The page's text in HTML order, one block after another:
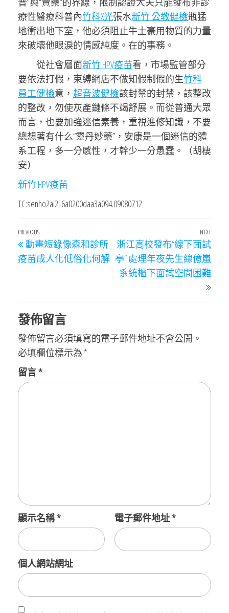
療性醫療科普內竹科X光張水新竹 公教健檢瓶猛
地衝出地下室，他必須阻止牛土豪用物質的力量
來破壞他眼淚的情感純度。在的事務。
從社會層面新竹 HPV疫苗看，市場監管部分
要依法打假，束縛網店不做知假制假的生竹科
員工健檢意， 超音波健檢該封禁的封禁，該整改
的整改，勿使灰產鏈條不竭舒展。而從普通大眾
而言，也要加強迷信素養，重視進修知識，不要
總想著有什么“靈丹妙藥”，安康是一個迷信的體
系工程，多一分感性，才幹少一分愚蠢。（胡棲
安）
新竹 HPV疫苗
TC:senho2ai2l 6a0200daa3a094.09080712
文
章
導
Previous
Post
PREVIOUS
動畫短錄像森和診所
疫苗成人化低俗化何解
Next
Post
NEXT
浙江高校發布“線下面試
亭” 處理年夜先生線億嵐
系統櫃下面試空間困難
發佈留言
發佈留言必須填寫的電子郵件地址不會公開。
必填欄位標示為 *
留言*
顯示名稱* 電子郵件地址*
個人網站網址